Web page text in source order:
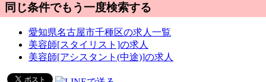
同じ条件でもう一度検索する
愛知県名古屋市千種区の求人一覧
美容師[スタイリスト]の求人
美容師[アシスタント(中途)]の求人